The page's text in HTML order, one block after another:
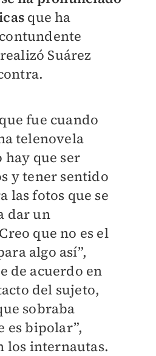
que ha
Suárez
fue cuando
telenovela
que ser
y tener sentido
las fotos que se
dar un
que no es el
algo así”,
de acuerdo en
del sujeto,
sobraba
es bipolar”,
los internautas.